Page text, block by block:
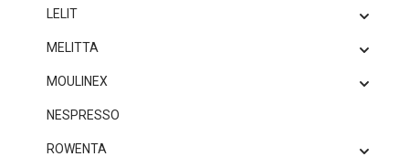
LELIT
MELITTA
MOULINEX
NESPRESSO
ROWENTA